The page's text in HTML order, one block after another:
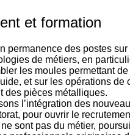
et formation
permanence des postes sur
de métiers, en
les moules permettant
et sur les opérations de
des pièces métalliques.
l’intégration des
pour ouvrir le
sont pas du métier,